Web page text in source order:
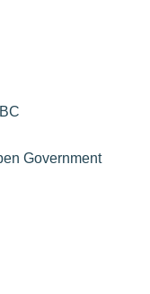
Government